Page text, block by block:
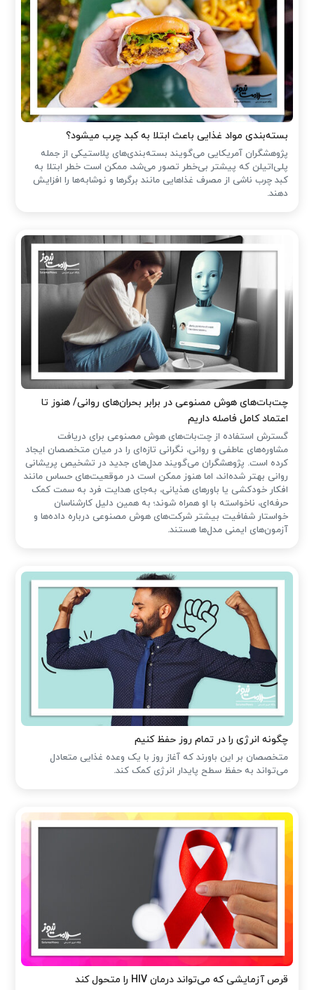
بسته‌بندی مواد غذایی باعث ابتلا به کبد چرب میشود؟
پژوهشگران آمریکایی می‌گویند بسته‌بندی‌های پلاستیکی از جمله
پلی‌اتیلن که پیشتر بی‌خطر تصور می‌شد، ممکن است خطر ابتلا به
کبد چرب ناشی از مصرف غذاهایی مانند برگرها و نوشابه‌ها را افزایش
دهند.
چت‌بات‌های هوش مصنوعی در برابر بحران‌های روانی/ هنوز تا
اعتماد کامل فاصله داریم
گسترش استفاده از چت‌بات‌های هوش مصنوعی برای دریافت
مشاوره‌های عاطفی و روانی، نگرانی تازه‌ای را در میان متخصصان ایجاد
کرده است. پژوهشگران می‌گویند مدل‌های جدید در تشخیص پریشانی
روانی بهتر شده‌اند، اما هنوز ممکن است در موقعیت‌های حساس مانند
افکار خودکشی یا باورهای هذیانی، به‌جای هدایت فرد به سمت کمک
حرفه‌ای، ناخواسته با او همراه شوند؛ به همین دلیل کارشناسان
خواستار شفافیت بیشتر شرکت‌های هوش مصنوعی درباره داده‌ها و
آزمون‌های ایمنی مدل‌ها هستند.
چگونه انرژی را در تمام روز حفظ کنیم
متخصصان بر این باورند که آغاز روز با یک وعده غذایی متعادل
می‌تواند به حفظ سطح پایدار انرژی کمک کند.
قرص آزمایشی که می‌تواند درمان HIV را متحول کند